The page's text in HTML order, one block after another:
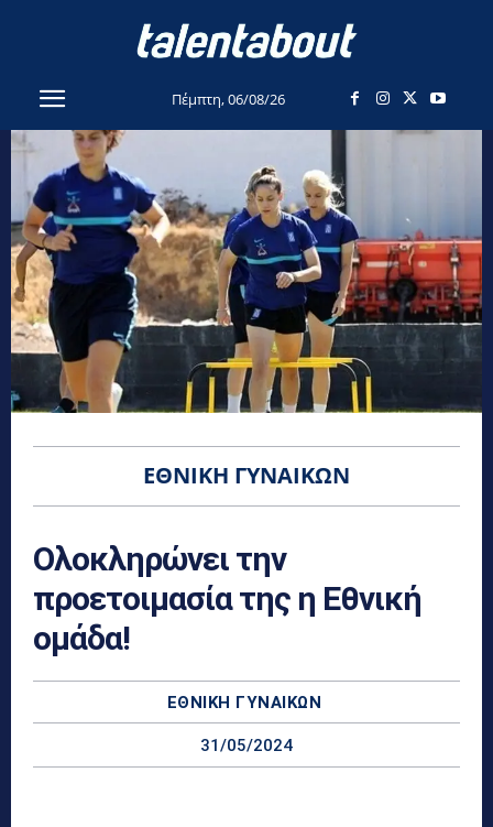
Πέμπτη, 06/08/26
ΕΘΝΙΚΉ ΓΥΝΑΙΚΏΝ
Ολοκληρώνει την
προετοιμασία της η Εθνική
ομάδα!
ΕΘΝΙΚΉ ΓΥΝΑΙΚΏΝ
31/05/2024